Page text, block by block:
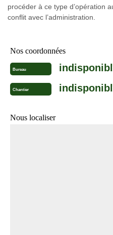
procéder à ce type d’opération
conflit avec l’administration.
Nos coordonnées
Bureau
Chantier
Nous localiser